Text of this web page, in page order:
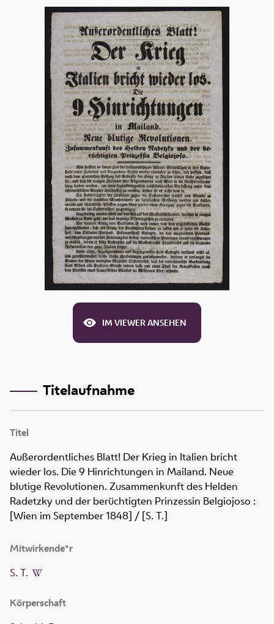
IM VIEWER ANSEHEN
Titelaufnahme
Titel
Außerordentliches Blatt! Der Krieg in Italien bricht
wieder los. Die 9 Hinrichtungen in Mailand. Neue
blutige Revolutionen. Zusammenkunft des Helden
Radetzky und der berüchtigten Prinzessin Belgiojoso :
[Wien im September 1848] / [S. T.]
Mitwirkende*r
S. T.
Körperschaft